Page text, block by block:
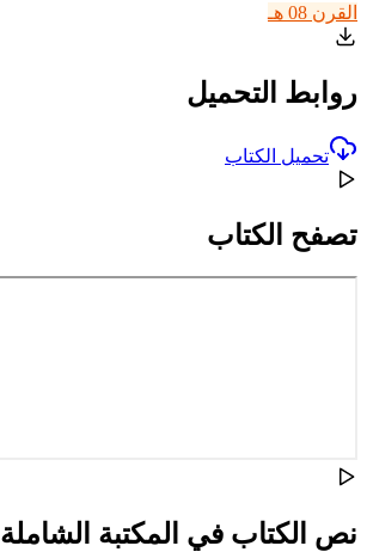
القرن 08 هـ
روابط التحميل
تحميل الكتاب
تصفح الكتاب
نص الكتاب في المكتبة الشاملة